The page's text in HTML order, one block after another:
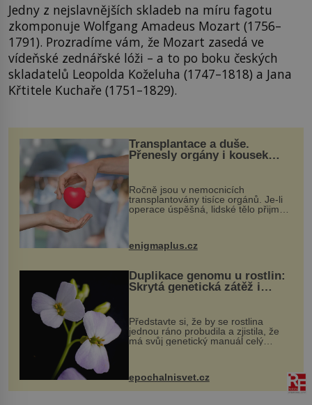
Jedny z nejslavnějších skladeb na míru fagotu
zkomponuje Wolfgang Amadeus Mozart (1756–
1791). Prozradíme vám, že Mozart zasedá ve
vídeňské zednářské lóži – a to po boku českých
skladatelů Leopolda Koželuha (1747–1818) a Jana
Křtitele Kuchaře (1751–1829).
Transplantace a duše.
Přenesly orgány i kousek
Ročně jsou v nemocnicích
transplantovány tisíce orgánů. Je-li
operace úspěšná, lidské tělo přijme
enigmaplus.cz
Duplikace genomu u rostlin:
Skrytá genetická zátěž i
Představte si, že by se rostlina
jednou ráno probudila a zjistila, že
má svůj genetický manuál celý
vstupenka...
epochalnisvet.cz